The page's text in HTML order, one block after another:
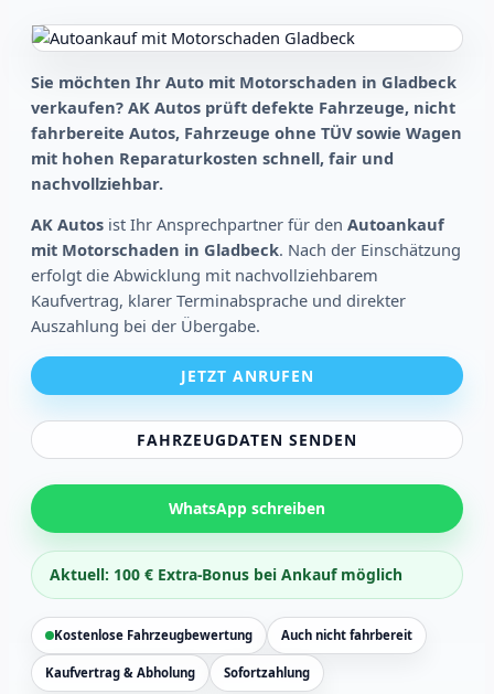
Sie möchten Ihr Auto mit Motorschaden in Gladbeck
verkaufen? AK Autos prüft defekte Fahrzeuge, nicht
fahrbereite Autos, Fahrzeuge ohne TÜV sowie Wagen
mit hohen Reparaturkosten schnell, fair und
nachvollziehbar.
AK Autos ist Ihr Ansprechpartner für den Autoankauf
mit Motorschaden in Gladbeck. Nach der Einschätzung
erfolgt die Abwicklung mit nachvollziehbarem
Kaufvertrag, klarer Terminabsprache und direkter
Auszahlung bei der Übergabe.
JETZT ANRUFEN
FAHRZEUGDATEN SENDEN
WhatsApp schreiben
Aktuell: 100 € Extra-Bonus bei Ankauf möglich
Kostenlose Fahrzeugbewertung Auch nicht fahrbereit
Kaufvertrag & Abholung Sofortzahlung